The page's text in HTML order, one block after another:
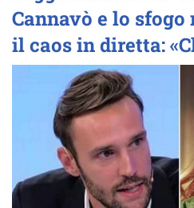
Cannavò e lo
il caos in diretta: